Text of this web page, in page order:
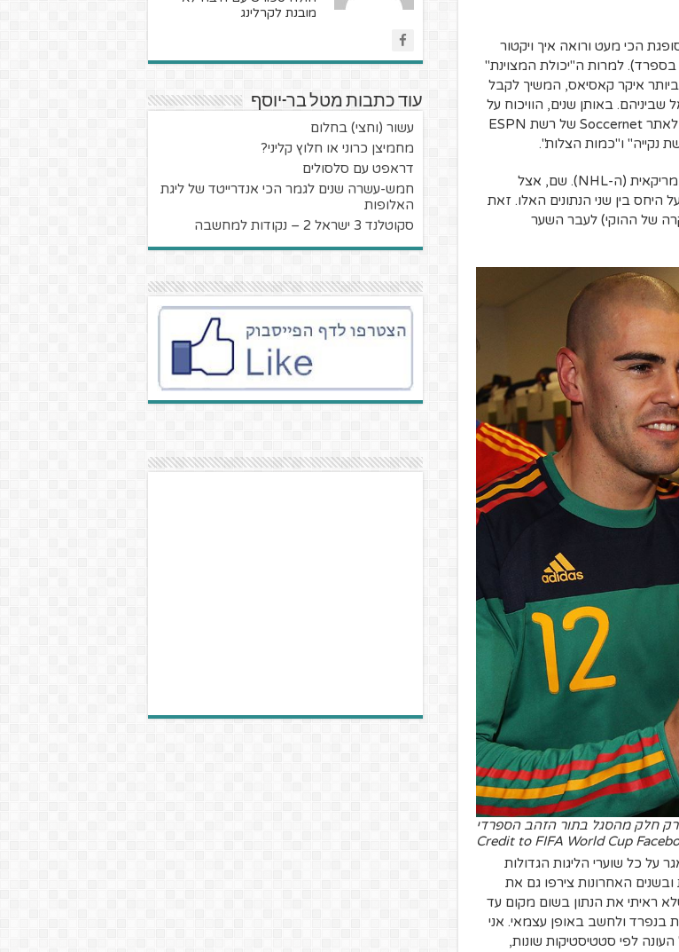
בלה ליגה, סופגת הכי מעט ורואה איך ויקטור
למרות ה"יכולת המצוינת"
איקר קאסיאס, המשיך לקבל
שביניהם. באותן שנים, הוויכוח על
מי השוער הספרדי הטוב ביותר הוליד המון דיונים, שהובילו אותי לאתר Soccernet של רשת ESPN
התהליך הוביל אותי לרעיון שראיתי שנים לפני כן בליגת ההוקי האמריקאית (ה-NHL). שם, אצל
בין שני הנתונים האלו. זאת
של ההוקי) לעבר השער
רק חלק מהסגל בתור הזהב הספרדי
Credit to FIFA World Cup
על כל שוערי הליגות הגדולות
האחרונות צירפו גם את
ראיתי את הנתון בשום מקום עד
בנפרד ולחשב באופן עצמאי. אני
עונת 2013 פורסמה בפייסבוק רשימת ה-11 של העונה לפי סטטיסטיקות שונות,
מובנת לקרלינג
עוד כתבות מטל בר-יוסף
עשור (וחצי) בחלום
מחמיצן כרוני או חלוץ קליני?
דראפט עם סלסולים
חמש-עשרה שנים לגמר הכי אנדרייטד של ליגת
האלופות
סקוטלנד 3 ישראל 2 – נקודות למחשבה